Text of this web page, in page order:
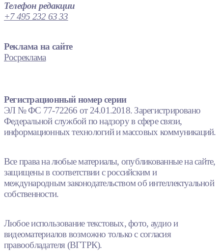
Телефон редакции
+7 495 232 63 33
Реклама на сайте
Росреклама
Регистрационный номер серии
ЭЛ № ФС 77-72266 от 24.01.2018. Зарегистрировано
Федеральной службой по надзору в сфере связи,
информационных технологий и массовых коммуникаций.
Все права на любые материалы, опубликованные на сайте,
защищены в соответствии с российским и
международным законодательством об интеллектуальной
собственности.
Любое использование текстовых, фото, аудио и
видеоматериалов возможно только с согласия
правообладателя (ВГТРК).